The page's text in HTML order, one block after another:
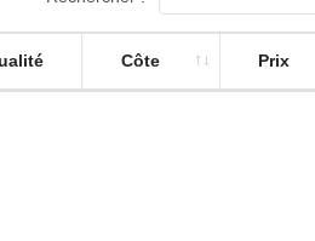
Côte Prix